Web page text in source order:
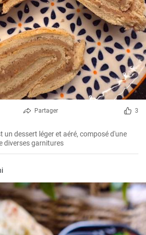
Partager 3
un dessert léger et aéré, composé d'une
diverses garnitures